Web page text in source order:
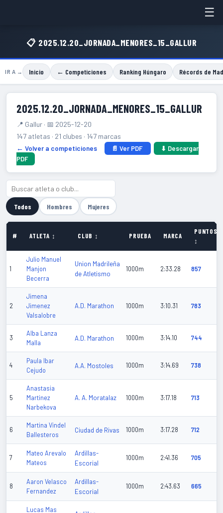
☰
📋 2025.12.20_JORNADA_MENORES_15_GALLUR
IR A → Inicio ← Competiciones Ranking Húngaro Récords de
2025.12.20_JORNADA_MENORES_15_GALLUR
📍 Gallur · 📅 2025-12-20
147 atletas · 21 clubes · 147 marcas
← Volver a competiciones
📄 Ver PDF
⬇ Descargar
PDF
Todos Hombres Mujeres
# ATLETA ↕ CLUB ↕ PRUEBA MARCA
PUNTOS
↕
1
Julio Manuel
Manjon
Becerra
Union Madrileña
de Atletismo
1000m 2:33.28 857
2
Jimena
Jimenez
Valsalobre
A.D. Marathon 1000m 3:10.31 783
3
Alba Lanza
Malla
A.D. Marathon 1000m 3:14.10 744
4
Paula Ibar
Cejudo
A.A. Mostoles 1000m 3:14.69 738
5
Anastasia
Martinez
Narbekova
A. A. Moratalaz 1000m 3:17.18 713
6
Martina Vindel
Ballesteros
Ciudad de Rivas 1000m 3:17.28 712
7
Mateo Arevalo
Mateos
Ardillas-
Escorial
1000m 2:41.36 705
8
Aaron Velasco
Fernandez
Ardillas-
Escorial
1000m 2:43.63 665
Lucas Mas